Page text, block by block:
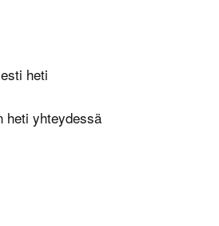
heti
heti yhteydessä